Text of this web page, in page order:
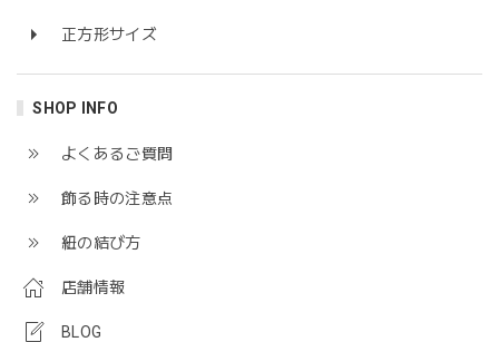
正方形サイズ
SHOP INFO
よくあるご質問
飾る時の注意点
紐の結び方
店舗情報
BLOG